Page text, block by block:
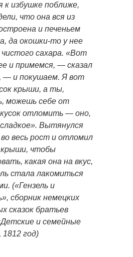
к избушке поближе,
что она вся из
и печеньем
да окошки-то у нее
сахара. «Вот
и примемся, — сказал
— и покушаем. Я вот
крыши, а ты,
можешь себе от
отломить — оно,
Вытянулся
во весь рост и отломил
крыши, чтобы
какая она на вкус,
стала лакомиться
(«Гензель и
сборник немецких
сказок братьев
и семейные
1812 год)